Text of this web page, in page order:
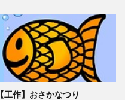
【工作】おさかなつり